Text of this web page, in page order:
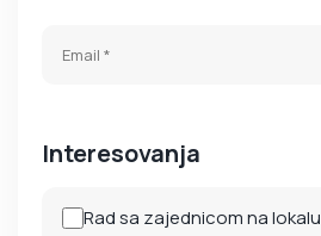
Interesovanja
Rad sa zajednicom na lokalu